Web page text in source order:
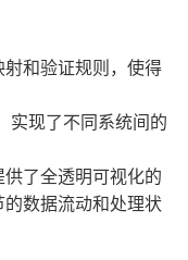
和验证规则，使得
实现了不同系统间的
了全透明可视化的
数据流动和处理状